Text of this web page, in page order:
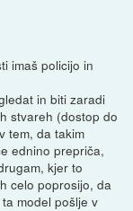
imaš policijo in
in biti zaradi
stvareh (dostop do
tem, da takim
ednino prepriča,
kjer to
celo poprosijo, da
model pošlje v